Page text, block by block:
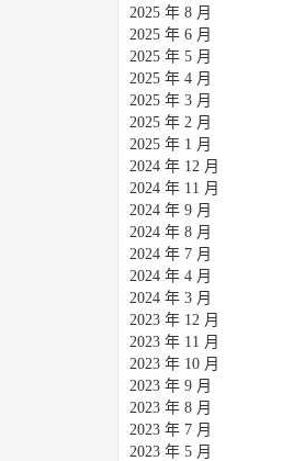
2025 年 8 月
2025 年 6 月
2025 年 5 月
2025 年 4 月
2025 年 3 月
2025 年 2 月
2025 年 1 月
2024 年 12 月
2024 年 11 月
2024 年 9 月
2024 年 8 月
2024 年 7 月
2024 年 4 月
2024 年 3 月
2023 年 12 月
2023 年 11 月
2023 年 10 月
2023 年 9 月
2023 年 8 月
2023 年 7 月
2023 年 5 月